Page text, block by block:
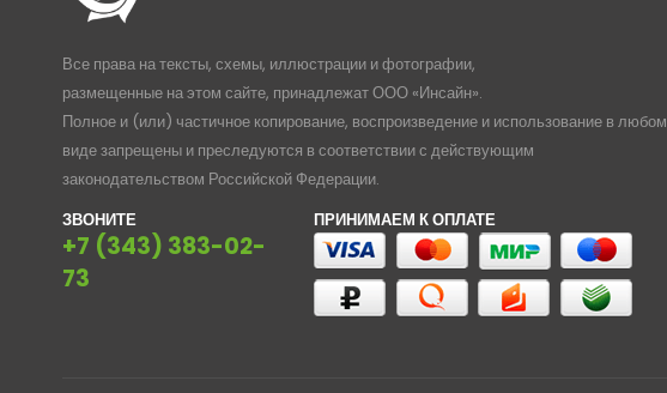
Все права на тексты, схемы, иллюстрации и фотографии,
размещенные на этом сайте, принадлежат ООО «Инсайн».
Полное и (или) частичное копирование, воспроизведение и использование в любом
виде запрещены и преследуются в соответствии с действующим
законодательством Российской Федерации.
ЗВОНИТЕ
+7 (343) 383-02-
73
ПРИНИМАЕМ К ОПЛАТЕ